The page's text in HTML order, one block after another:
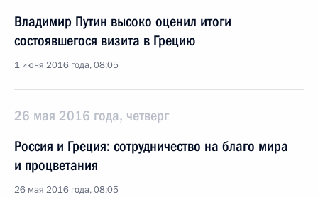
Владимир Путин высоко оценил итоги
состоявшегося визита в Грецию
1 июня 2016 года, 08:05
26 мая 2016 года, четверг
Россия и Греция: сотрудничество на благо мира
и процветания
26 мая 2016 года, 08:05